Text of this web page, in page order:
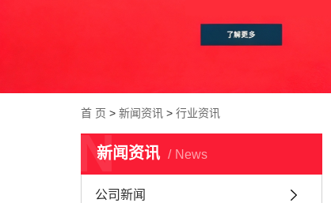
首 页 > 新闻资讯 > 行业资讯
新闻资讯 News
N
公司新闻